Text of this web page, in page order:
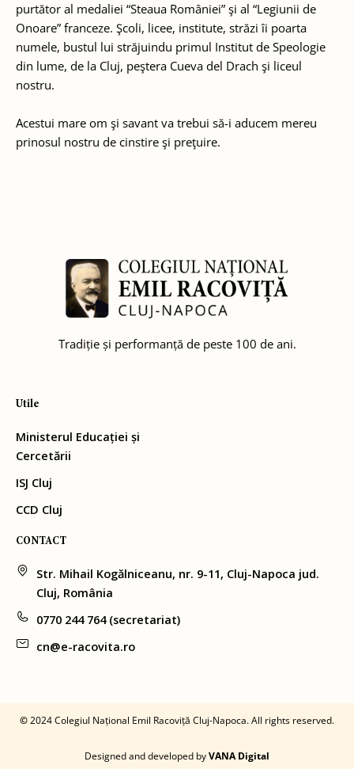
purtător al medaliei “Steaua României” şi al “Legiunii de
Onoare” franceze. Şcoli, licee, institute, străzi îi poarta
numele, bustul lui străjuindu primul Institut de Speologie
din lume, de la Cluj, peştera Cueva del Drach şi liceul
nostru.
Acestui mare om şi savant va trebui să-i aducem mereu
prinosul nostru de cinstire şi preţuire.
Tradiție și performanță de peste 100 de ani.
Utile
Ministerul Educației și
Cercetării
ISJ Cluj
CCD Cluj
CONTACT
Str. Mihail Kogălniceanu, nr. 9-11, Cluj-Napoca jud.
Cluj, România
0770 244 764 (secretariat)
cn@e-racovita.ro
©2024 Colegiul Național Emil Racoviță Cluj-Napoca. All rights reserved.
Designed and developed byVANA Digital